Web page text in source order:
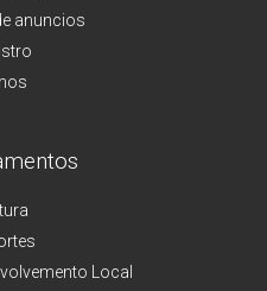
anuncios
Local